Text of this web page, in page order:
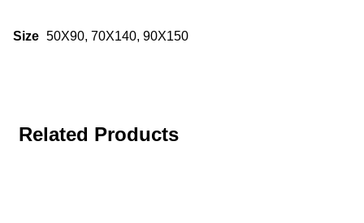
Size 50X90, 70X140, 90X150
Related Products